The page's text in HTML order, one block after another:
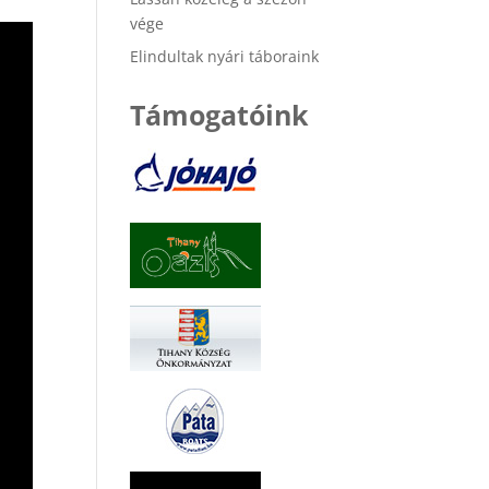
vége
Elindultak nyári táboraink
Támogatóink